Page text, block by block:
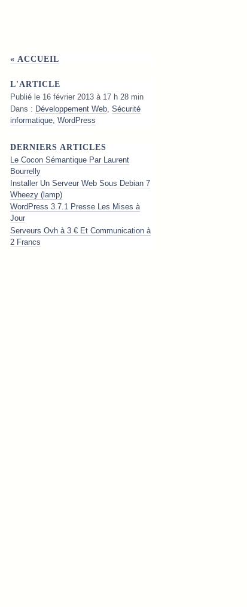
« ACCUEIL
L'ARTICLE
Publié le 16 février 2013 à 17 h 28 min
Dans : Développement Web, Sécurité
informatique, WordPress
DERNIERS ARTICLES
Le Cocon Sémantique Par Laurent
Bourrelly
Installer Un Serveur Web Sous Debian 7
Wheezy (lamp)
WordPress 3.7.1 Presse Les Mises à
Jour
Serveurs Ovh à 3 € Et Communication à
2 Francs